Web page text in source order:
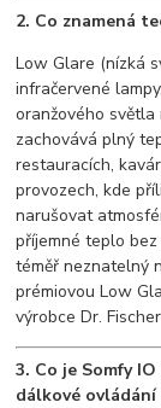
2. Co znamená
Low Glare (nízká
infračervené
oranžového světla
zachovává plný
restauracích,
provozech, kde
narušovat
příjemné teplo bez
téměř neznatelný
prémiovou Low
výrobce Dr.
3. Co je Somfy
dálkové ovládání